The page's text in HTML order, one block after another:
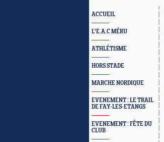
ACCUEIL
L'E.A.C MÉRU
ATHLÉTISME
HORS STADE
MARCHE NORDIQUE
EVENEMENT : LE TRAIL
DE FAY-LES-ETANGS
EVENEMENT : FÊTE DU
CLUB